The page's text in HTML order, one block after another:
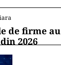
de firme
2026